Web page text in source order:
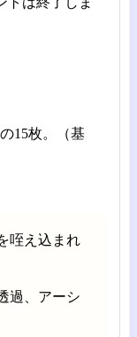
15枚。（基
咥え込まれ
過、アーシ